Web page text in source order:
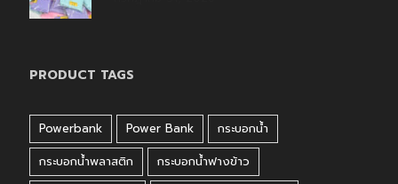
PRODUCT TAGS
Powerbank Power Bank
กระบอกน้ำ
กระบอกน้ำพลาสติก
กระบอกน้ำฟางข้าว